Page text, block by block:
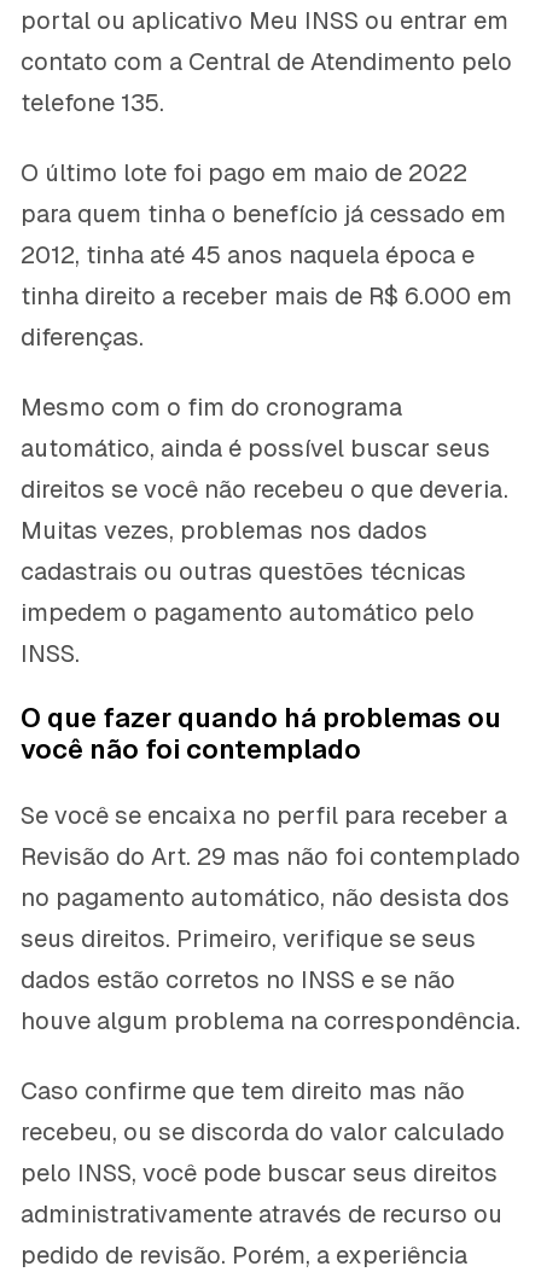
portal ou aplicativo Meu INSS ou entrar em
contato com a Central de Atendimento pelo
telefone 135.
O último lote foi pago em maio de 2022
para quem tinha o benefício já cessado em
2012, tinha até 45 anos naquela época e
tinha direito a receber mais de R$ 6.000 em
diferenças.
Mesmo com o fim do cronograma
automático, ainda é possível buscar seus
direitos se você não recebeu o que deveria.
Muitas vezes, problemas nos dados
cadastrais ou outras questões técnicas
impedem o pagamento automático pelo
INSS.
O que fazer quando há problemas ou
você não foi contemplado
Se você se encaixa no perfil para receber a
Revisão do Art. 29 mas não foi contemplado
no pagamento automático, não desista dos
seus direitos. Primeiro, verifique se seus
dados estão corretos no INSS e se não
houve algum problema na correspondência.
Caso confirme que tem direito mas não
recebeu, ou se discorda do valor calculado
pelo INSS, você pode buscar seus direitos
administrativamente através de recurso ou
pedido de revisão. Porém, a experiência